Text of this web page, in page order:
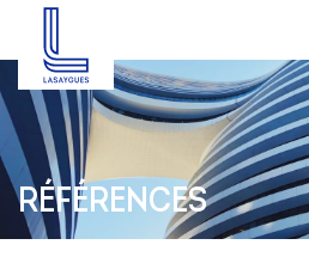
RÉFÉRENCES